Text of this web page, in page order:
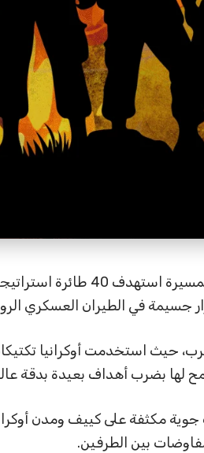
نفذت أوكرانيا هجومًا واسعًا
جسيمة في الطيران العسكري
حيث استخدمت أوكرانيا
بضرب أهداف بعيدة بدقة
مكثفة على كييف ومدن
بين الطرفين.